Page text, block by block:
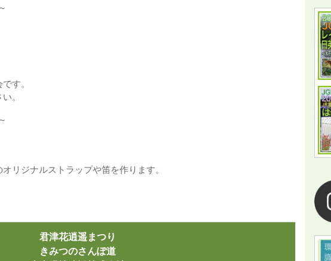
す。
。
リジナルストラップや笛を作ります。
君津花逍遥まつり
きみつのさんぽ道